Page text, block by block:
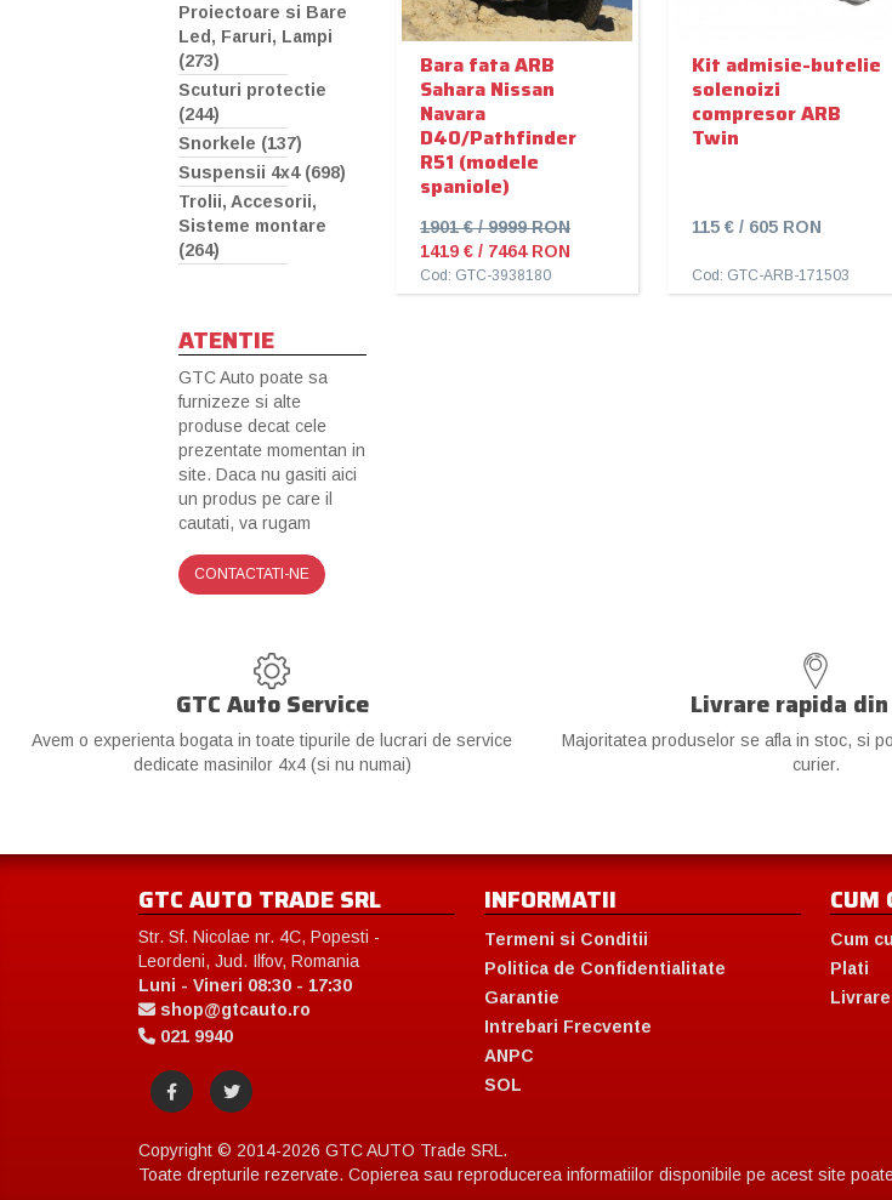
Bara fata ARB
Sahara Nissan
Navara
D40/Pathfinder
R51 (modele
spaniole)
1901 € / 9999 RON
1419 € / 7464 RON
Cod: GTC-3938180
Kit admisie-butelie
solenoizi
compresor ARB
Twin
115 € / 605 RON
Cod: GTC-ARB-171503
Proiectoare si Bare
Led, Faruri, Lampi
(273)
Scuturi protectie
(244)
Snorkele (137)
Suspensii 4x4 (698)
Trolii, Accesorii,
Sisteme montare
(264)
ATENTIE
GTC Auto poate sa
furnizeze si alte
produse decat cele
prezentate momentan in
site. Daca nu gasiti aici
un produs pe care il
cautati, va rugam
CONTACTATI-NE
GTC Auto Service
Avem o experienta bogata in toate tipurile de lucrari de service
dedicate masinilor 4x4 (si nu numai)
Livrare rapida
Majoritatea produselor se afla in stoc, si
curier.
GTC AUTO TRADE SRL
Str. Sf. Nicolae nr. 4C, Popesti -
Leordeni, Jud. Ilfov, Romania
Luni - Vineri 08:30 - 17:30
shop@gtcauto.ro
021 9940
INFORMATII
Termeni si Conditii
Politica de Confidentialitate
Garantie
Intrebari Frecvente
ANPC
SOL
CUM
Cum
Plati
Livrare
Copyright © 2014-2026 GTC AUTO Trade SRL.
Toate drepturile rezervate. Copierea sau reproducerea informatiilor disponibile pe acest site